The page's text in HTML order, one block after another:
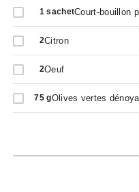
1 sachetCourt-bouillon
2Citron
2Oeuf
75 gOlives vertes